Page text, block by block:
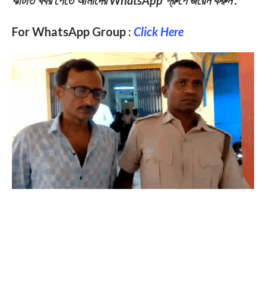
For WhatsApp Group : Click Here